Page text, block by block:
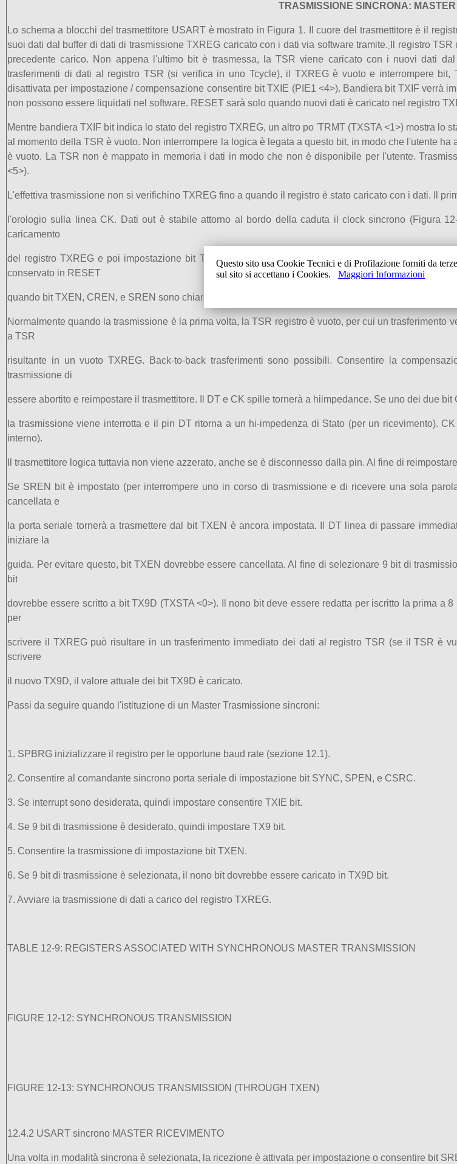
TRASMISSIONE SINCRONA: MASTER
Lo schema a blocchi del trasmettitore USART è mostrato in Figura 1. Il cuore del trasmettitore è il
suoi dati dal buffer di dati di trasmissione TXREG caricato con i dati via software tramite.
Il registro
precedente carico. Non appena l'ultimo bit è trasmessa, la TSR viene caricato con i nuovi dati
trasferimenti di dati al registro TSR (si verifica in uno Tcycle), il TXREG è vuoto e interrompere
disattivata per impostazione / compensazione consentire bit TXIE (PIE1 <4>). Bandiera bit TXIF verrà
non possono essere liquidati nel software. RESET sarà solo quando nuovi dati è caricato nel registro
Mentre bandiera TXIF bit indica lo stato del registro TXREG, un altro po 'TRMT (TXSTA <1>) mostra lo
al momento della TSR è vuoto. Non interrompere la logica è legata a questo bit, in modo che l'utente
è vuoto. La TSR non è mappato in memoria i dati in modo che non è disponibile per l'utente.
<5>).
L'effettiva trasmissione non si verifichino TXREG fino a quando il registro è stato caricato con i dati. Il
l'orologio sulla linea CK. Dati out è stabile attorno al bordo della caduta il clock sincrono (Figura
caricamento
del registro TXREG e poi impostazione bit TXEN (Figura 12-13). Questo è vantaggioso quando i
conservato in RESET
quando bit TXEN, CREN, e SREN sono chiare. Impostazione consentire bit TXEN inizierà il BRG, la
Normalmente quando la trasmissione è la prima volta, la TSR registro è vuoto, per cui un trasferimento
a TSR
risultante in un vuoto TXREG. Back-to-back trasferimenti sono possibili. Consentire la
trasmissione di
essere abortito e reimpostare il trasmettitore. Il DT e CK spille tornerà a hiimpedance. Se uno dei due
la trasmissione viene interrotta e il pin DT ritorna a un hi-impedenza di Stato (per un ricevimento).
interno).
Il trasmettitore logica tuttavia non viene azzerato, anche se è disconnesso dalla pin. Al fine di
Se SREN bit è impostato (per interrompere uno in corso di trasmissione e di ricevere una sola
cancellata e
la porta seriale tornerà a trasmettere dal bit TXEN è ancora impostata. Il DT linea di passare
iniziare la
guida. Per evitare questo, bit TXEN dovrebbe essere cancellata. Al fine di selezionare 9 bit di
bit
dovrebbe essere scritto a bit TX9D (TXSTA <0>). Il nono bit deve essere redatta per iscritto la prima a
per
scrivere il TXREG può risultare in un trasferimento immediato dei dati al registro TSR (se il TSR è
scrivere
il nuovo TX9D, il valore attuale dei bit TX9D è caricato.
Passi da seguire quando l'istituzione di un Master Trasmissione sincroni:
1. SPBRG inizializzare il registro per le opportune baud rate (sezione 12.1).
2. Consentire al comandante sincrono porta seriale di impostazione bit SYNC, SPEN, e CSRC.
3. Se interrupt sono desiderata, quindi impostare consentire TXIE bit.
4. Se 9 bit di trasmissione è desiderato, quindi impostare TX9 bit.
5. Consentire la trasmissione di impostazione bit TXEN.
6. Se 9 bit di trasmissione è selezionata, il nono bit dovrebbe essere caricato in TX9D bit.
7. Avviare la trasmissione di dati a carico del registro TXREG.
TABLE 12-9: REGISTERS ASSOCIATED WITH SYNCHRONOUS MASTER TRANSMISSION
FIGURE 12-12: SYNCHRONOUS TRANSMISSION
FIGURE 12-13: SYNCHRONOUS TRANSMISSION (THROUGH TXEN)
12.4.2 USART sincrono MASTER RICEVIMENTO
Una volta in modalità sincrona è selezionata, la ricezione è attivata per impostazione o consentire bit
Questo sito usa Cookie Tecnici e di Profilazione forniti da
sul sito si accettano i Cookies.
Maggiori Informazioni